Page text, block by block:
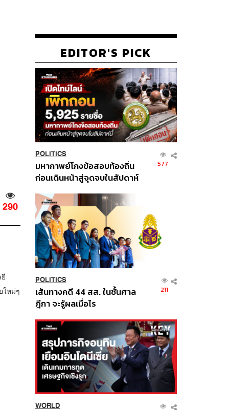
290
ใหม่ๆ
EDITOR'S PICK
POLITICS
มหากาพย์โกงข้อสอบท้องถิ่น
ก่อนเดินหน้าสู่จุดจบในสัปดาห์
577
POLITICS
เส้นทางคดี 44 สส. ในชั้นศาล
ฎีกา จะรู้ผลเมื่อไร
211
WORLD